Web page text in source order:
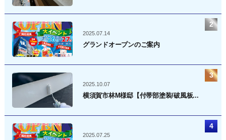
2025.07.14
グランドオープンのご案内
2025.10.07
横須賀市林M様邸【付帯部塗装/破風板...
2025.07.25